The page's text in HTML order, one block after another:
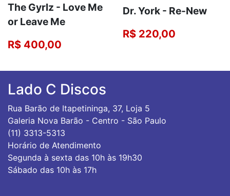
The Gyrlz - Love Me
or Leave Me
R$ 400,00
Dr. York - Re-New
R$ 220,00
Lado C Discos
Rua Barão de Itapetininga, 37, Loja 5
Galeria Nova Barão - Centro - São Paulo
(11) 3313-5313
Horário de Atendimento
Segunda à sexta das 10h às 19h30
Sábado das 10h às 17h